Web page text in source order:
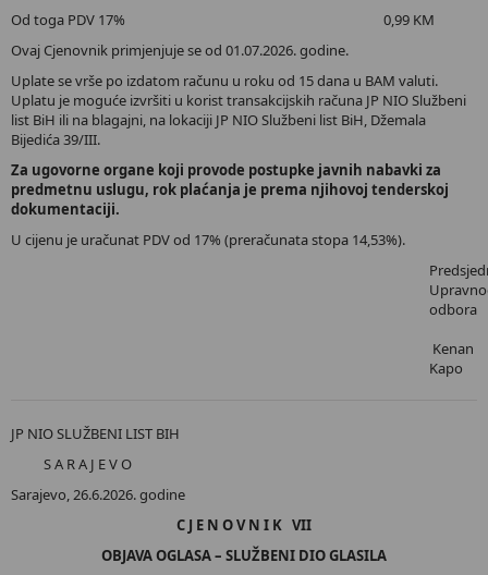
Od toga PDV 17% 0,99 KM
Ovaj Cjenovnik primjenjuje se od 01.07.2026. godine.
Uplate se vrše po izdatom računu u roku od 15 dana u BAM valuti.
Uplatu je moguće izvršiti u korist transakcijskih računa JP NIO Službeni
list BiH ili na blagajni, na lokaciji JP NIO Službeni list BiH, Džemala
Bijedića 39/III.
Za ugovorne organe koji provode postupke javnih nabavki za
predmetnu uslugu, rok plaćanja je prema njihovoj tenderskoj
dokumentaciji.
U cijenu je uračunat PDV od 17% (preračunata stopa 14,53%).
odbora
Kenan
Kapo
JP NIO SLUŽBENI LIST BIH
S A R A J E V O
Sarajevo, 26.6.2026. godine
C J E N O V N I K VII
OBJAVA OGLASA – SLUŽBENI DIO GLASILA